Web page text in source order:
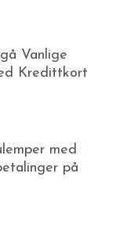
Vanlige
Kredittkort
med
på